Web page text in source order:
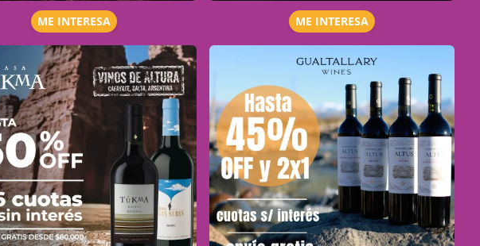
ME INTERESA ME INTERESA